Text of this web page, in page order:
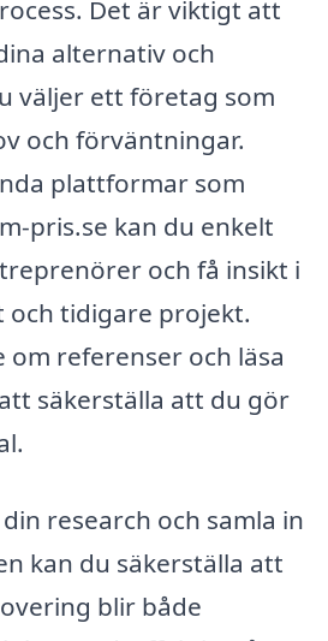
Det är viktigt att
alternativ och
väljer ett företag som
och förväntningar.
plattformar som
pris.se kan du enkelt
och få insikt i
och tidigare projekt.
om referenser och läsa
säkerställa att du gör
research och samla in
kan du säkerställa att
blir både